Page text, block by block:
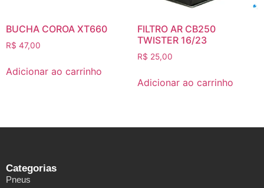
BUCHA COROA XT660
R$ 47,00
Adicionar ao carrinho
FILTRO AR CB250
TWISTER 16/23
R$ 25,00
Adicionar ao carrinho
Categorias
Pneus